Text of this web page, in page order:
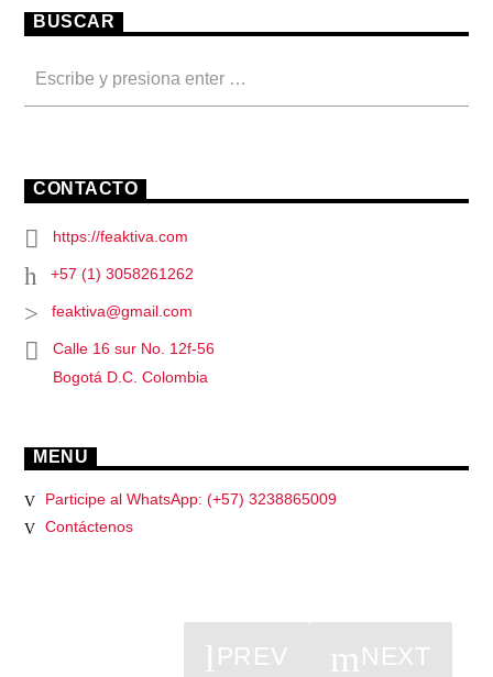
BUSCAR
CONTACTO
https://feaktiva.com
+57 (1) 3058261262
feaktiva@gmail.com
Calle 16 sur No. 12f-56
Bogotá D.C. Colombia
MENU
Participe al WhatsApp: (+57) 3238865009
Contáctenos
PREV NEXT